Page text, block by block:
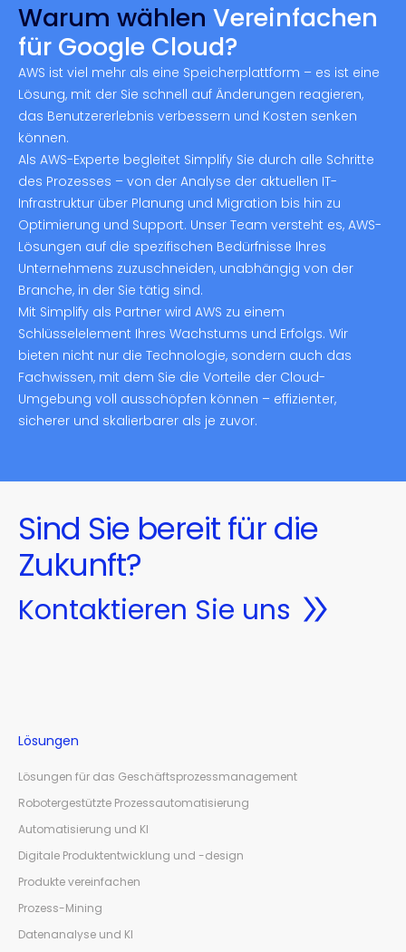
Warum wählen Vereinfachen
für Google Cloud?
AWS ist viel mehr als eine Speicherplattform – es ist eine
Lösung, mit der Sie schnell auf Änderungen reagieren,
das Benutzererlebnis verbessern und Kosten senken
können.
Als AWS-Experte begleitet Simplify Sie durch alle Schritte
des Prozesses – von der Analyse der aktuellen IT-
Infrastruktur über Planung und Migration bis hin zu
Optimierung und Support. Unser Team versteht es, AWS-
Lösungen auf die spezifischen Bedürfnisse Ihres
Unternehmens zuzuschneiden, unabhängig von der
Branche, in der Sie tätig sind.
Mit Simplify als Partner wird AWS zu einem
Schlüsselelement Ihres Wachstums und Erfolgs. Wir
bieten nicht nur die Technologie, sondern auch das
Fachwissen, mit dem Sie die Vorteile der Cloud-
Umgebung voll ausschöpfen können – effizienter,
sicherer und skalierbarer als je zuvor.
Sind Sie bereit für die
Zukunft?
Kontaktieren Sie uns
Lösungen
Lösungen für das Geschäftsprozessmanagement
Robotergestützte Prozessautomatisierung
Automatisierung und KI
Digitale Produktentwicklung und -design
Produkte vereinfachen
Prozess-Mining
Datenanalyse und KI